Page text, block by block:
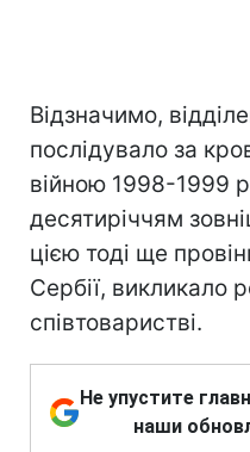
Відзначимо,
послідувало за
війною 1998-1999
десятиріччям
цією тоді ще
Сербії, викликало
співтоваристві.
Не упустите
наши